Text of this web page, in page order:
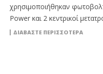
χρησιμοποιήθηκαν
Power και 2 κεντρικοί
ΔΙΑΒΆΣΤΕ ΠΕΡΙΣΣΌΤΕΡΑ